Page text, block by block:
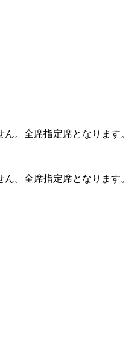
。全席指定席となります。
。全席指定席となります。